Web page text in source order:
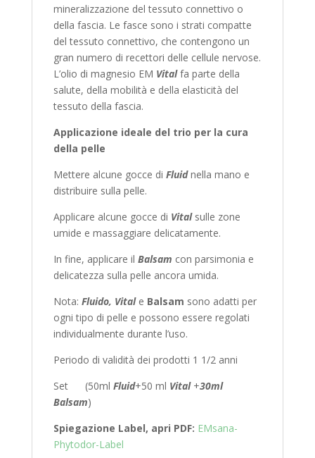
mineralizzazione del tessuto connettivo o
della fascia. Le fasce sono i strati compatte
del tessuto connettivo, che contengono un
gran numero di recettori delle cellule nervose.
L’olio di magnesio EM Vitalfa parte della
salute, della mobilità e della elasticità del
tessuto della fascia.
Applicazione ideale del trio per la cura
della pelle
Mettere alcune gocce di Fluidnella mano e
distribuire sulla pelle.
Applicare alcune gocce di Vitalsulle zone
umide e massaggiare delicatamente.
In fine, applicare il Balsam con parsimonia e
delicatezza sulla pelle ancora umida.
Nota: Fluido, Vital e Balsam sono adatti per
ogni tipo di pelle e possono essere regolati
individualmente durante l’uso.
Periodo di validità dei prodotti 1 1/2 anni
Set (50ml Fluid+50 ml Vital+30ml
Balsam)
Spiegazione Label, apri PDF: EMsana-
Phytodor-Label